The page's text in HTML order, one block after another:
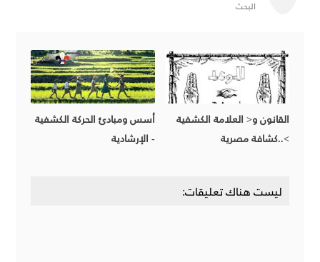
البحث
أسس ومبادئ الحركة الكشفية
- الإرشادية
القانون و< العلامة الكشفية
>..كشافة مصرية
ليست هناك تعليقات: